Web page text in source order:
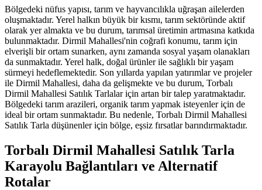
Bölgedeki nüfus yapısı, tarım ve hayvancılıkla uğraşan ailelerden
oluşmaktadır. Yerel halkın büyük bir kısmı, tarım sektöründe aktif
olarak yer almakta ve bu durum, tarımsal üretimin artmasına katkıda
bulunmaktadır. Dirmil Mahallesi'nin coğrafi konumu, tarım için
elverişli bir ortam sunarken, aynı zamanda sosyal yaşam olanakları
da sunmaktadır. Yerel halk, doğal ürünler ile sağlıklı bir yaşam
sürmeyi hedeflemektedir. Son yıllarda yapılan yatırımlar ve projeler
ile Dirmil Mahallesi, daha da gelişmekte ve bu durum, Torbalı
Dirmil Mahallesi Satılık Tarlalar için artan bir talep yaratmaktadır.
Bölgedeki tarım arazileri, organik tarım yapmak isteyenler için de
ideal bir ortam sunmaktadır. Bu nedenle, Torbalı Dirmil Mahallesi
Satılık Tarla düşünenler için bölge, eşsiz fırsatlar barındırmaktadır.
Torbalı Dirmil Mahallesi Satılık Tarla
Karayolu Bağlantıları ve Alternatif
Rotalar